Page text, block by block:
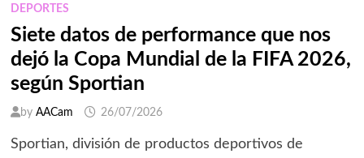
DEPORTES
Siete datos de performance que nos
dejó la Copa Mundial de la FIFA 2026,
según Sportian
by AACam 26/07/2026
Sportian, división de productos deportivos de